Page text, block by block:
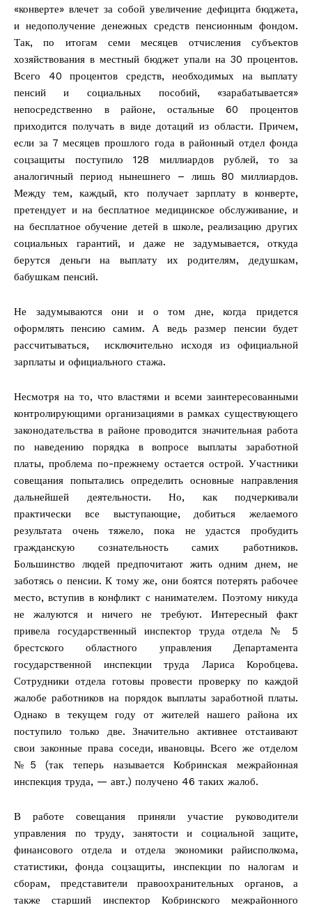
«конверте» влечет за собой увеличение дефицита бюджета,
и недополучение денежных средств пенсионным фондом.
Так, по итогам семи месяцев отчисления субъектов
хозяйствования в местный бюджет упали на 30 процентов.
Всего 40 процентов средств, необходимых на выплату
пенсий и социальных пособий, «зарабатывается»
непосредственно в районе, остальные 60 процентов
приходится получать в виде дотаций из области. Причем,
если за 7 месяцев прошлого года в районный отдел фонда
соцзащиты поступило 128 миллиардов рублей, то за
аналогичный период нынешнего – лишь 80 миллиардов.
Между тем, каждый, кто получает зарплату в конверте,
претендует и на бесплатное медицинское обслуживание, и
на бесплатное обучение детей в школе, реализацию других
социальных гарантий, и даже не задумывается, откуда
берутся деньги на выплату их родителям, дедушкам,
бабушкам пенсий.
Не задумываются они и о том дне, когда придется
оформлять пенсию самим. А ведь размер пенсии будет
рассчитываться, исключительно исходя из официальной
зарплаты и официального стажа.
Несмотря на то, что властями и всеми заинтересованными
контролирующими организациями в рамках существующего
законодательства в районе проводится значительная работа
по наведению порядка в вопросе выплаты заработной
платы, проблема по-прежнему остается острой. Участники
совещания попытались определить основные направления
дальнейшей деятельности. Но, как подчеркивали
практически все выступающие, добиться желаемого
результата очень тяжело, пока не удастся пробудить
гражданскую сознательность самих работников.
Большинство людей предпочитают жить одним днем, не
заботясь о пенсии. К тому же, они боятся потерять рабочее
место, вступив в конфликт с нанимателем. Поэтому никуда
не жалуются и ничего не требуют. Интересный факт
привела государственный инспектор труда отдела № 5
брестского областного управления Департамента
государственной инспекции труда Лариса Коробцева.
Сотрудники отдела готовы провести проверку по каждой
жалобе работников на порядок выплаты заработной платы.
Однако в текущем году от жителей нашего района их
поступило только две. Значительно активнее отстаивают
свои законные права соседи, ивановцы. Всего же отделом
№5 (так теперь называется Кобринская межрайонная
инспекция труда, — авт.) получено 46 таких жалоб.
В работе совещания приняли участие руководители
управления по труду, занятости и социальной защите,
финансового отдела и отдела экономики райисполкома,
статистики, фонда соцзащиты, инспекции по налогам и
сборам, представители правоохранительных органов, а
также старший инспектор Кобринского межрайонного